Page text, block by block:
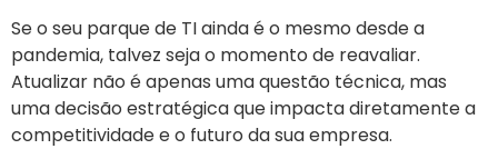
Se o seu parque de TI ainda é o mesmo desde a
pandemia, talvez seja o momento de reavaliar.
Atualizar não é apenas uma questão técnica, mas
uma decisão estratégica que impacta diretamente a
competitividade e o futuro da sua empresa.